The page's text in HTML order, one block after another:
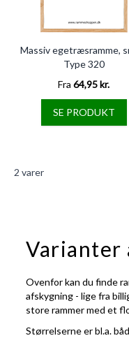
Massiv egetræsramme,
Type 320
Fra 64,95 kr.
SE PRODUKT
2 varer
Ovenfor kan du finde
afskygning - lige fra
store rammer med et
Størrelserne er bl.a.